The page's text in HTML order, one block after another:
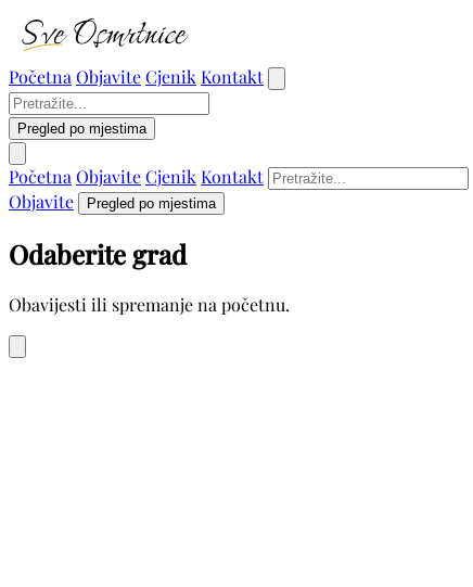
Početna ObjaviteCjenik Kontakt
Pregled po mjestima
Početna ObjaviteCjenik Kontakt
Objavite
Pregled po mjestima
Odaberite grad
Obavijesti ili spremanje na početnu.